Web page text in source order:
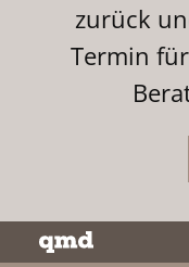
zurück
Termin